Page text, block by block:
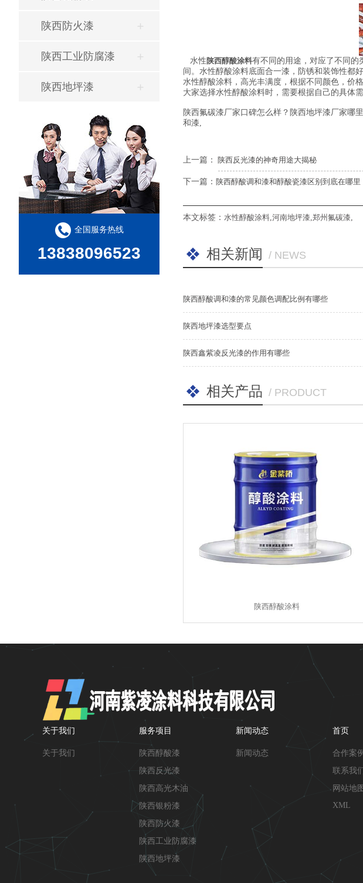
陕西防火漆
陕西工业防腐漆
陕西地坪漆
全国服务热线
13838096523
水性 陕西醇酸涂料有不同的用途，对应了不同的
间。水性醇酸涂料底面合一漆，防锈和装饰性都
水性醇酸涂料，高光丰满度，根据不同颜色，价格
大家选择水性醇酸涂料时，需要根据自己的具体
陕西氟碳漆厂家口碑怎么样？陕西地坪漆厂家哪
和漆,
上一篇： 陕西反光漆的神奇用途大揭秘
下一篇： 陕西醇酸调和漆和醇酸瓷漆区别到底在哪里
本文标签： 水性醇酸涂料,河南地坪漆,郑州氟碳漆,
相关新闻 / NEWS
陕西醇酸调和漆的常见颜色调配比例有哪些
陕西地坪漆选型要点
陕西鑫紫凌反光漆的作用有哪些
相关产品 / PRODUCT
陕西醇酸涂料
关于我们
关于我们
服务项目
陕西醇酸漆
陕西反光漆
陕西高光木油
陕西银粉漆
陕西防火漆
陕西工业防腐漆
陕西地坪漆
新闻动态
新闻动态
首页
合作案例
联系我
网站地
XML